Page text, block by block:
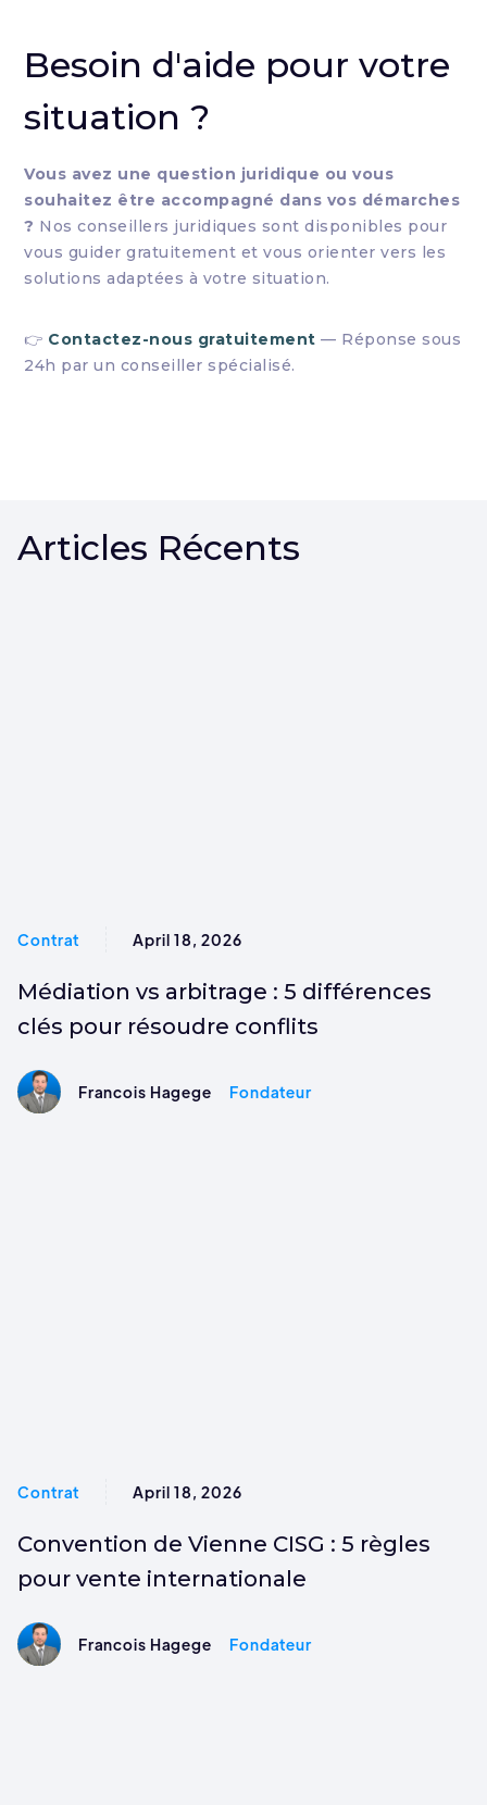
Besoin d'aide pour votre
situation ?
Vous avez une question juridique ou vous
souhaitez être accompagné dans vos démarches
? Nos conseillers juridiques sont disponibles pour
vous guider gratuitement et vous orienter vers les
solutions adaptées à votre situation.
👉 Contactez-nous gratuitement — Réponse sous
24h par un conseiller spécialisé.
Articles Récents
Contrat April 18, 2026
Médiation vs arbitrage : 5 différences
clés pour résoudre conflits
Francois Hagege Fondateur
Contrat April 18, 2026
Convention de Vienne CISG : 5 règles
pour vente internationale
Francois Hagege Fondateur